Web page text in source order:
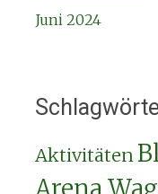
Juni 2024
Aktivitäten